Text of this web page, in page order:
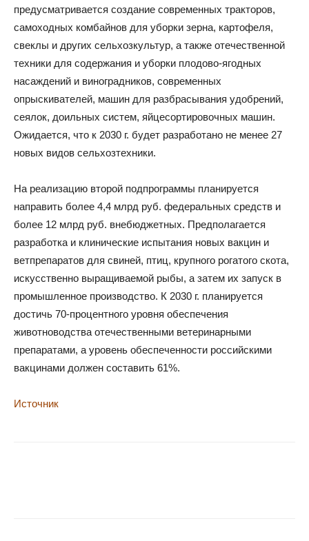
предусматривается создание современных тракторов,
самоходных комбайнов для уборки зерна, картофеля,
свеклы и других сельхозкультур, а также отечественной
техники для содержания и уборки плодово-ягодных
насаждений и виноградников, современных
опрыскивателей, машин для разбрасывания удобрений,
сеялок, доильных систем, яйцесортировочных машин.
Ожидается, что к 2030 г. будет разработано не менее 27
новых видов сельхозтехники.
На реализацию второй подпрограммы планируется
направить более 4,4 млрд руб. федеральных средств и
более 12 млрд руб. внебюджетных. Предполагается
разработка и клинические испытания новых вакцин и
ветпрепаратов для свиней, птиц, крупного рогатого скота,
искусственно выращиваемой рыбы, а затем их запуск в
промышленное производство. К 2030 г. планируется
достичь 70-процентного уровня обеспечения
животноводства отечественными ветеринарными
препаратами, а уровень обеспеченности российскими
вакцинами должен составить 61%.
Источник